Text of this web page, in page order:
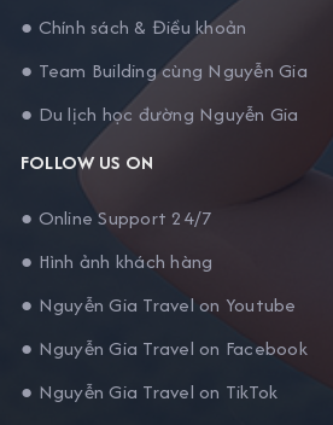
● Chính sách & Điều khoản
● Team Building cùng Nguyễn Gia
● Du lịch học đường Nguyễn Gia
FOLLOW US ON
● Online Support 24/7
● Hình ảnh khách hàng
● Nguyễn Gia Travel on Youtube
● Nguyễn Gia Travel on Facebook
● Nguyễn Gia Travel on TikTok